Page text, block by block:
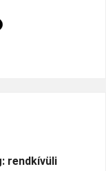
rendkívüli